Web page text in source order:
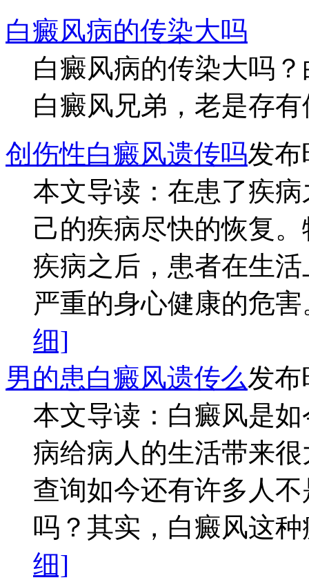
白癜风病的传染大吗
白癜风病的传染大吗
白癜风兄弟，老是存
创伤性白癜风遗传吗发布
本文导读：在患了疾
己的疾病尽快的恢复
疾病之后，患者在生
严重的身心健康的危
细]
男的患白癜风遗传么发布
本文导读：白癜风是
病给病人的生活带来
查询如今还有许多人
吗？其实，白癜风这
细]